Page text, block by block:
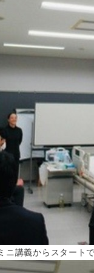
ニ講義からスタート